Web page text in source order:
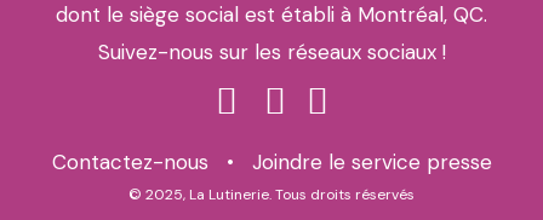
dont le siège social est établi à Montréal, QC.
Suivez-nous sur les réseaux sociaux !
Contactez-nous • Joindre le service presse
© 2025, La Lutinerie. Tous droits réservés